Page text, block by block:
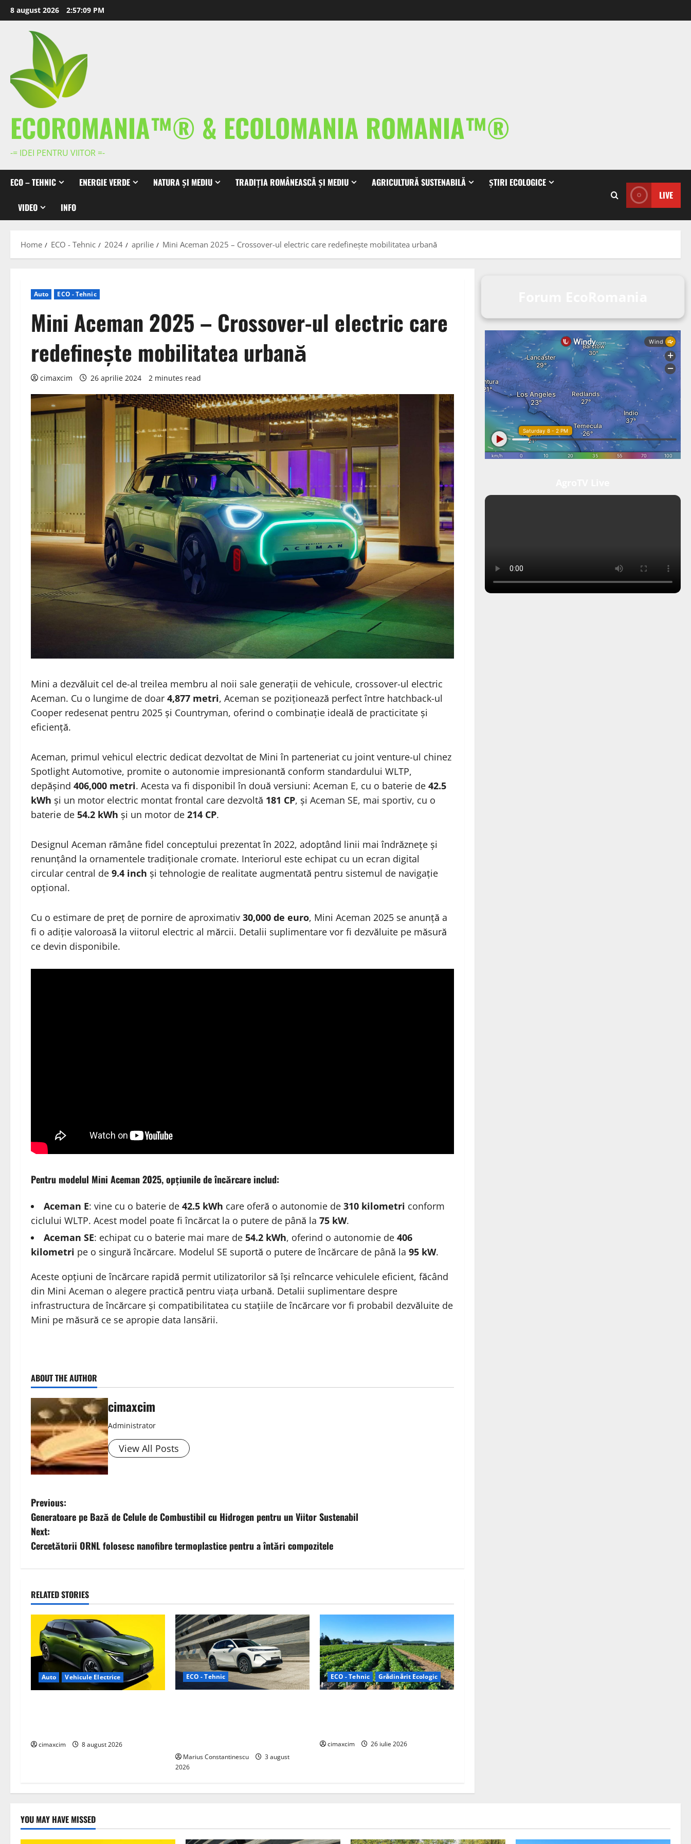
Skip
to
content
8 august 2026 2:57:10 PM
ECOROMANIA™® & ECOLOMANIA ROMANIA™®
-= IDEI PENTRU VIITOR =-
ECO – TEHNIC ENERGIE VERDE NATURA ȘI MEDIU TRADIȚIA ROMÂNEASCĂ ȘI MEDIU AGRICULTURĂ SUSTENABILĂ ȘTIRI ECOLOGICE
VIDEO INFO
LIVE
Home ECO - Tehnic 2024 aprilie Mini Aceman 2025 – Crossover-ul electric care redefinește mobilitatea urbană
Auto ECO - Tehnic
Mini Aceman 2025 – Crossover-ul electric care
redefinește mobilitatea urbană
cimaxcim 26 aprilie 2024 2 minutes read
Mini a dezvăluit cel de-al treilea membru al noii sale generații de vehicule, crossover-ul electric
Aceman. Cu o lungime de doar 4,877 metri, Aceman se poziționează perfect între hatchback-ul
Cooper redesenat pentru 2025 și Countryman, oferind o combinație ideală de practicitate și
eficiență.
Aceman, primul vehicul electric dedicat dezvoltat de Mini în parteneriat cu joint venture-ul chinez
Spotlight Automotive, promite o autonomie impresionantă conform standardului WLTP,
depășind 406,000 metri. Acesta va fi disponibil în două versiuni: Aceman E, cu o baterie de 42.5
kWh și un motor electric montat frontal care dezvoltă 181 CP, și Aceman SE, mai sportiv, cu o
baterie de 54.2 kWh și un motor de 214 CP.
Designul Aceman rămâne fidel conceptului prezentat în 2022, adoptând linii mai îndrăznețe și
renunțând la ornamentele tradiționale cromate. Interiorul este echipat cu un ecran digital
circular central de 9.4 inch și tehnologie de realitate augmentată pentru sistemul de navigație
opțional.
Cu o estimare de preț de pornire de aproximativ 30,000 de euro, Mini Aceman 2025 se anunță a
fi o adiție valoroasă la viitorul electric al mărcii. Detalii suplimentare vor fi dezvăluite pe măsură
ce devin disponibile.
Pentru modelul Mini Aceman 2025, opțiunile de încărcare includ:
Aceman E: vine cu o baterie de 42.5 kWh care oferă o autonomie de 310 kilometri conform
ciclului WLTP. Acest model poate fi încărcat la o putere de până la 75 kW.
Aceman SE: echipat cu o baterie mai mare de 54.2 kWh, oferind o autonomie de 406
kilometri pe o singură încărcare. Modelul SE suportă o putere de încărcare de până la 95 kW.
Aceste opțiuni de încărcare rapidă permit utilizatorilor să își reîncarce vehiculele eficient, făcând
din Mini Aceman o alegere practică pentru viața urbană. Detalii suplimentare despre
infrastructura de încărcare și compatibilitatea cu stațiile de încărcare vor fi probabil dezvăluite de
Mini pe măsură ce se apropie data lansării.
ABOUT THE AUTHOR
cimaxcim
Administrator
View All Posts
P
o
s
n
a
i
i
Previous:
Generatoare pe Bază de Celule de Combustibil cu Hidrogen pentru un Viitor Sustenabil
Next:
Cercetătorii ORNL folosesc nanofibre termoplastice pentru a întări compozitele
RELATED STORIES
Auto Vehicule Electrice
cimaxcim 8 august 2026
ECO - Tehnic
Marius Constantinescu
3 august
2026
ECO - Tehnic Grădinărit Ecologic
cimaxcim 26 iulie 2026
YOU MAY HAVE MISSED